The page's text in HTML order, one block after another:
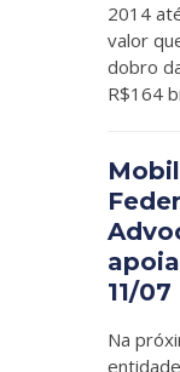
2014
valor
dobro
R$164
11/07
Na